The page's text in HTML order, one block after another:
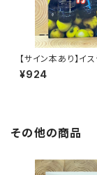
【サイン本あり】イ
行
¥924
その他の商品